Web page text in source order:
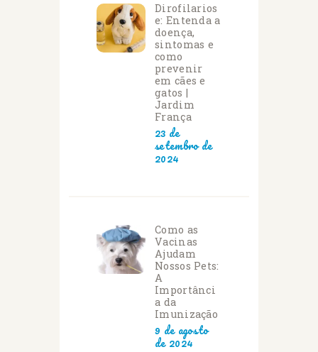
Dirofilarios
e: Entenda a
doença,
sintomas e
como
prevenir
em cães e
gatos |
Jardim
França
23 de
setembro de
2024
Como as
Vacinas
Ajudam
Nossos Pets:
A
Importânci
a da
Imunização
9 de agosto
de 2024